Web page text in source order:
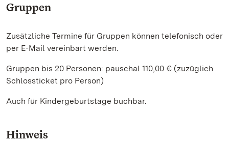
Gruppen
Zusätzliche Termine für Gruppen können telefonisch oder
per E-Mail vereinbart werden.
Gruppen bis 20 Personen: pauschal 110,00 € (zuzüglich
Schlossticket pro Person)
Auch für Kindergeburtstage buchbar.
Hinweis